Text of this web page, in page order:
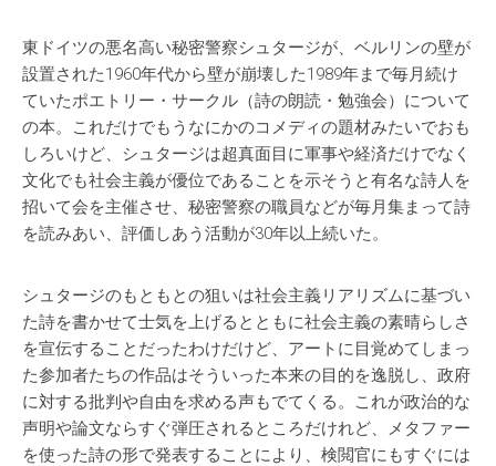
東ドイツの悪名高い秘密警察シュタージが、ベルリンの壁が
設置された1960年代から壁が崩壊した1989年まで毎月続け
ていたポエトリー・サークル（詩の朗読・勉強会）について
の本。これだけでもうなにかのコメディの題材みたいでおも
しろいけど、シュタージは超真面目に軍事や経済だけでなく
文化でも社会主義が優位であることを示そうと有名な詩人を
招いて会を主催させ、秘密警察の職員などが毎月集まって詩
を読みあい、評価しあう活動が30年以上続いた。
シュタージのもともとの狙いは社会主義リアリズムに基づい
た詩を書かせて士気を上げるとともに社会主義の素晴らしさ
を宣伝することだったわけだけど、アートに目覚めてしまっ
た参加者たちの作品はそういった本来の目的を逸脱し、政府
に対する批判や自由を求める声もでてくる。これが政治的な
声明や論文ならすぐ弾圧されるところだけれど、メタファー
を使った詩の形で発表することにより、検閲官にもすぐには